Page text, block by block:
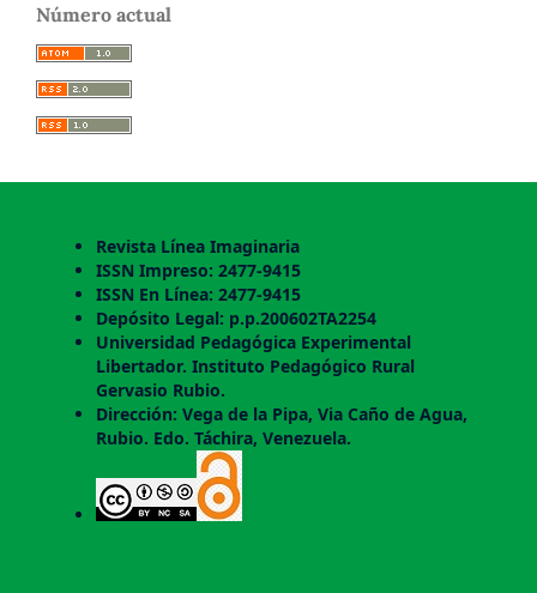
Número actual
Revista Línea Imaginaria
ISSN Impreso: 2477-9415
ISSN En Línea: 2477-9415
Depósito Legal: p.p.200602TA2254
Universidad Pedagógica Experimental
Libertador. Instituto Pedagógico Rural
Gervasio Rubio.
Dirección: Vega de la Pipa, Via Caño de Agua,
Rubio. Edo. Táchira, Venezuela.